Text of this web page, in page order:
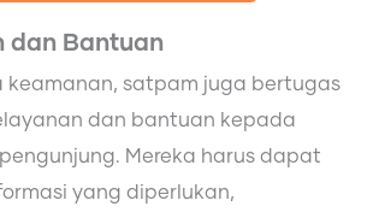
dan Bantuan
keamanan, satpam juga bertugas
dan bantuan kepada
Mereka harus dapat
yang diperlukan,